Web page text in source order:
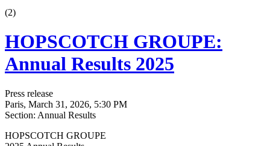
(2)
HOPSCOTCH GROUPE:
Annual Results 2025
Press release
Paris, March 31, 2026, 5:30 PM
Section: Annual Results
HOPSCOTCH GROUPE